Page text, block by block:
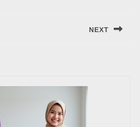
NEXT